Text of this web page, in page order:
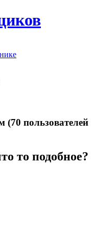
(70 пользователей
то подобное?